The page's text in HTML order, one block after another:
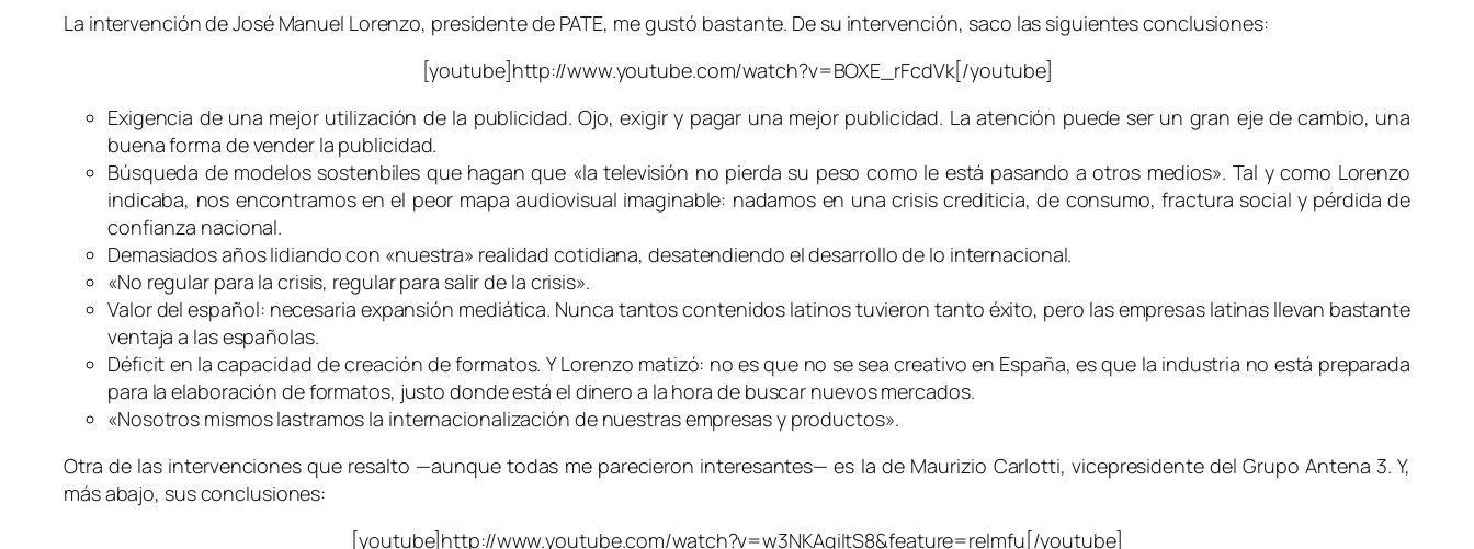
La intervención de José Manuel Lorenzo, presidente de PATE, me gustó bastante. De su intervención, saco las siguientes conclusiones:
[youtube]http://www.youtube.com/watch?v=BOXE_rFcdVk[/youtube]
Exigencia de una mejor utilización de la publicidad. Ojo, exigir y pagar una mejor publicidad. La atención puede ser un gran eje de cambio, una
buena forma de vender la publicidad.
Búsqueda de modelos sostenbiles que hagan que «la televisión no pierda su peso como le está pasando a otros medios». Tal y como Lorenzo
indicaba, nos encontramos en el peor mapa audiovisual imaginable: nadamos en una crisis crediticia, de consumo, fractura social y pérdida de
confianza nacional.
Demasiados años lidiando con «nuestra» realidad cotidiana, desatendiendo el desarrollo de lo internacional.
«No regular para la crisis, regular para salir de la crisis».
Valor del español: necesaria expansión mediática. Nunca tantos contenidos latinos tuvieron tanto éxito, pero las empresas latinas llevan bastante
ventaja a las españolas.
Déficit en la capacidad de creación de formatos. Y Lorenzo matizó: no es que no se sea creativo en España, es que la industria no está preparada
para la elaboración de formatos, justo donde está el dinero a la hora de buscar nuevos mercados.
«Nosotros mismos lastramos la internacionalización de nuestras empresas y productos».
Otra de las intervenciones que resalto —aunque todas me parecieron interesantes— es la de Maurizio Carlotti, vicepresidente del Grupo Antena 3. Y,
más abajo, sus conclusiones:
[youtube]http://www.youtube.com/watch?v=w3NKAqiltS8&feature=relmfu[/youtube]